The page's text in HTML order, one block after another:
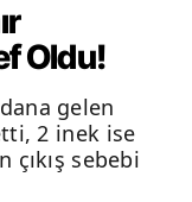
Oldu!
gelen
2 inek ise
çıkış sebebi